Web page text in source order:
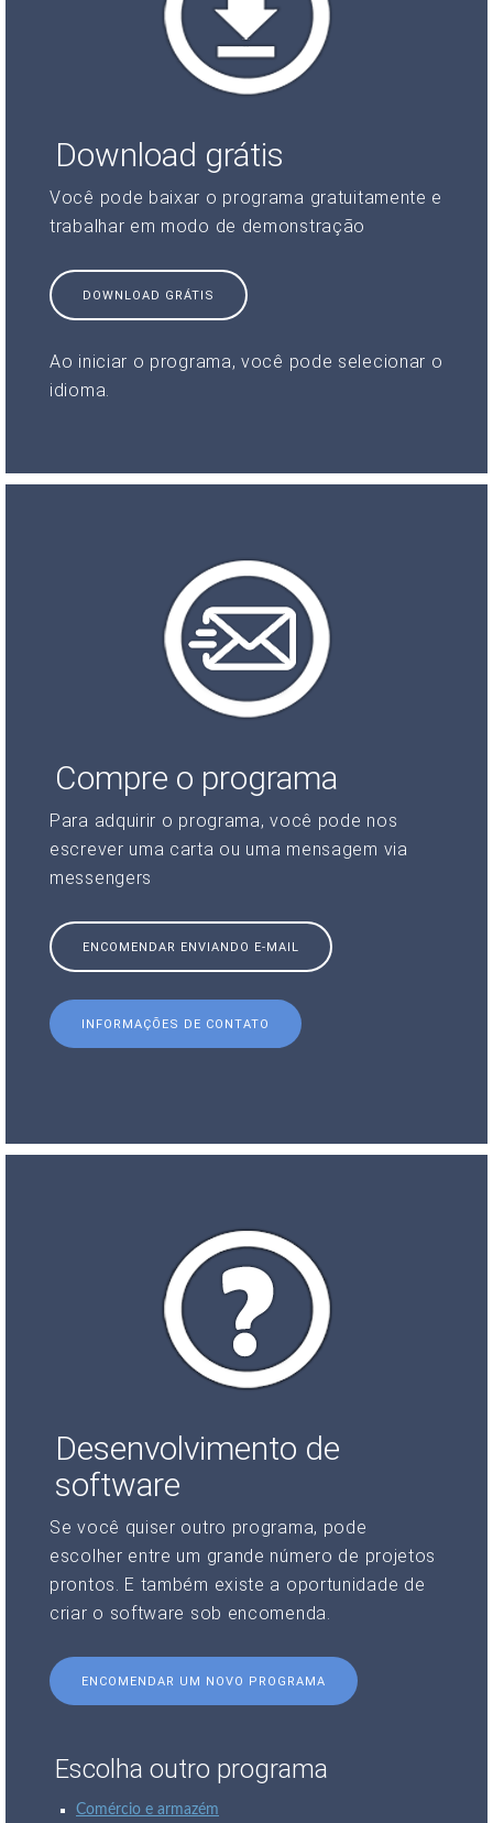
Download grátis
Você pode baixar o programa gratuitamente e
trabalhar em modo de demonstração
DOWNLOAD GRÁTIS
Ao iniciar o programa, você pode selecionar o
idioma.
Compre o programa
Para adquirir o programa, você pode nos
escrever uma carta ou uma mensagem via
messengers
ENCOMENDAR ENVIANDO E-MAIL
INFORMAÇÕES DE CONTATO
Desenvolvimento de
software
Se você quiser outro programa, pode
escolher entre um grande número de projetos
prontos. E também existe a oportunidade de
criar o software sob encomenda.
ENCOMENDAR UM NOVO PROGRAMA
Escolha outro programa
Comércio e armazém